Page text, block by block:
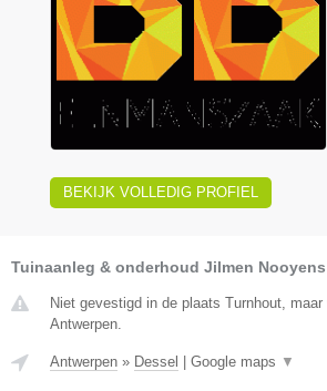
BEKIJK VOLLEDIG PROFIEL
Tuinaanleg & onderhoud Jilmen Nooyens
Niet gevestigd in de plaats Turnhout,
Antwerpen.
Antwerpen » Dessel Google maps ▼